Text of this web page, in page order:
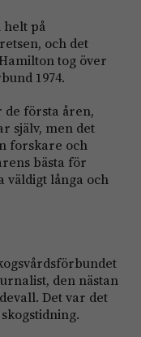
helt på
och det
tog över
1974.
de första åren,
själv, men det
forskare och
bästa för
väldigt långa och
den nästan
Det var det